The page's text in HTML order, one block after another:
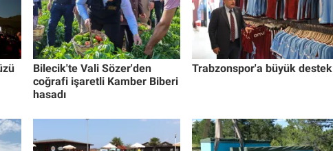
Bilecik'te Vali Sözer'den
coğrafi işaretli Kamber Biberi
hasadı
Trabzonspor'a büyük destek